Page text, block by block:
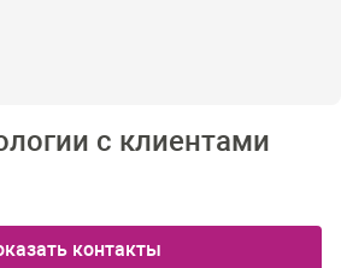
с клиентами
контакты